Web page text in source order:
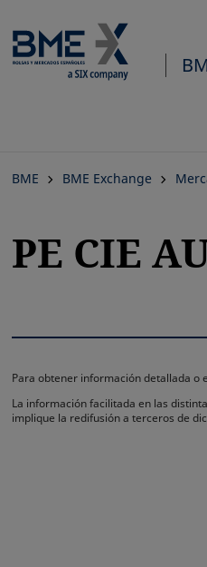
BME BME Exchange
PE CIE
Para obtener información detallada o
La información facilitada en las
implique la redifusión a terceros de